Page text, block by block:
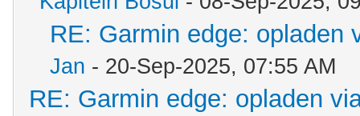
RE: Garmin edge: opladen
Jan - 20-Sep-2025, 07:55 AM
RE: Garmin edge: opladen